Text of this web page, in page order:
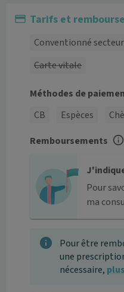
Tarifs et
Conventionné
Carte vitale
Méthodes de
CB
Espèces
Remboursements
Pour
ma
Pour être
une
nécessaire,